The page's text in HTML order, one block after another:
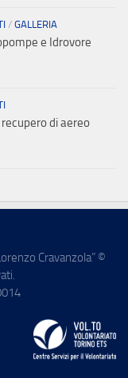
/ GALLERIA
e Idrovore
di aereo
Cravanzola” ©